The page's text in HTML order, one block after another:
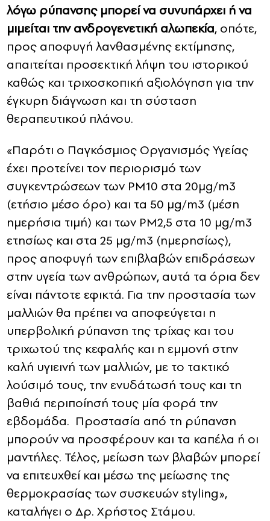
λόγω ρύπανσης μπορεί να συνυπάρχει ή να
μιμείται την ανδρογενετική αλωπεκία, οπότε,
προς αποφυγή λανθασμένης εκτίμησης,
απαιτείται προσεκτική λήψη του ιστορικού
καθώς και τριχοσκοπική αξιολόγηση για την
έγκυρη διάγνωση και τη σύσταση
θεραπευτικού πλάνου.
«Παρότι ο Παγκόσμιος Οργανισμός Υγείας
έχει προτείνει τον περιορισμό των
συγκεντρώσεων των PM10 στα 20μg/m3
(ετήσιο μέσο όρο) και τα 50 μg/m3 (μέση
ημερήσια τιμή) και των PM2,5 στα 10 μg/m3
ετησίως και στα 25 μg/m3 (ημερησίως),
προς αποφυγή των επιβλαβών επιδράσεων
στην υγεία των ανθρώπων, αυτά τα όρια δεν
είναι πάντοτε εφικτά. Για την προστασία των
μαλλιών θα πρέπει να αποφεύγεται η
υπερβολική ρύπανση της τρίχας και του
τριχωτού της κεφαλής και η εμμονή στην
καλή υγιεινή των μαλλιών, με το τακτικό
λούσιμό τους, την ενυδάτωσή τους και τη
βαθιά περιποίησή τους μία φορά την
εβδομάδα. Προστασία από τη ρύπανση
μπορούν να προσφέρουν και τα καπέλα ή οι
μαντήλες. Τέλος, μείωση των βλαβών μπορεί
να επιτευχθεί και μέσω της μείωσης της
θερμοκρασίας των συσκευών styling»,
καταλήγει ο Δρ. Χρήστος Στάμου.